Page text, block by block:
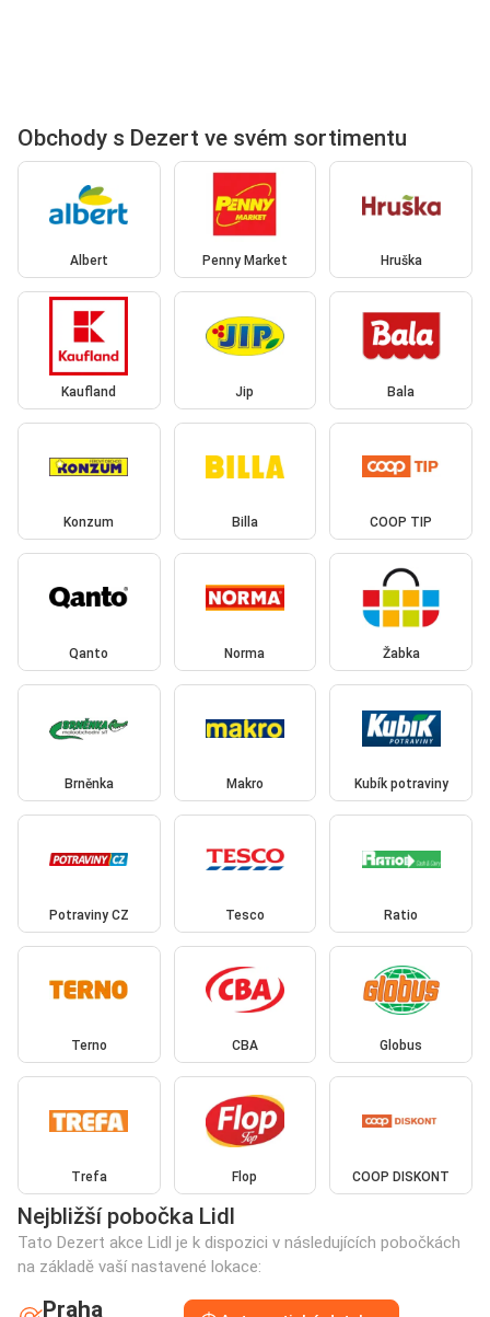
Obchody s Dezert ve svém sortimentu
Albert Penny Market Hruška
Kaufland Jip Bala
Konzum Billa COOP TIP
Qanto Norma Žabka
Brněnka Makro Kubík potraviny
Potraviny CZ Tesco Ratio
Terno CBA Globus
Trefa Flop COOP DISKONT
Nejbližší pobočka Lidl
Tato Dezert akce Lidl je k dispozici v následujících pobočkách
na základě vaší nastavené lokace:
Praha